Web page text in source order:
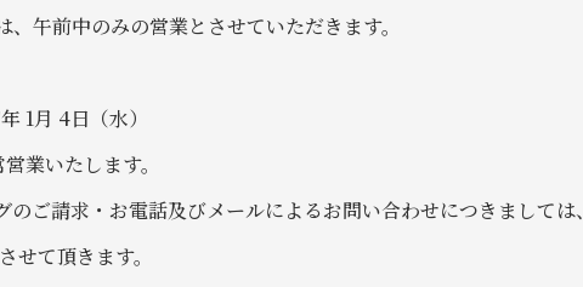
午前中のみの営業とさせていただきます。
1月 4日（水）
業いたします。
ご請求・お電話及びメールによるお問い合わせにつきましては、
せて頂きます。